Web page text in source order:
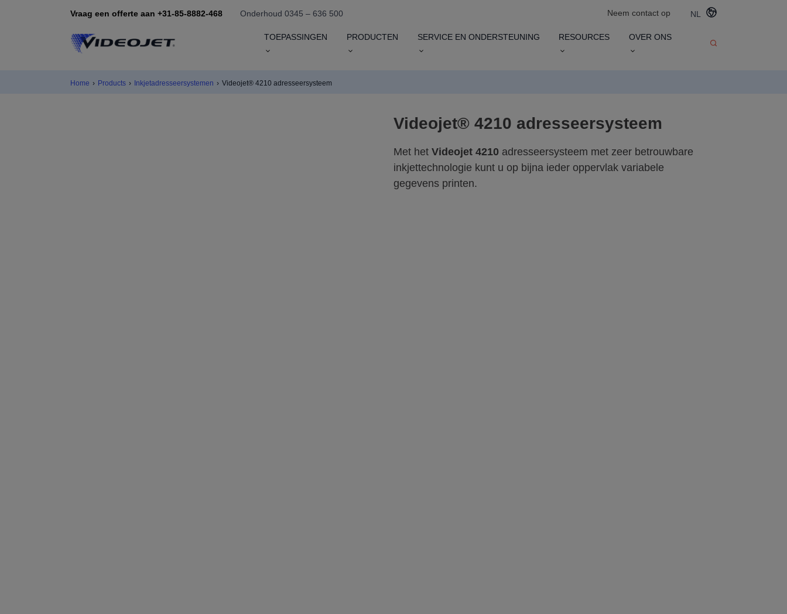
Vraag een offerte aan +31-85-8882-468 Onderhoud 0345 – 636 500 Neem contact op NL
TOEPASSINGEN PRODUCTEN SERVICE EN ONDERSTEUNING RESOURCES OVER ONS
Home › Products › Inkjetadresseersystemen › Videojet® 4210 adresseersysteem
Videojet® 4210 adresseersysteem
Met het Videojet 4210 adresseersysteem met zeer betrouwbare
inkjettechnologie kunt u op bijna ieder oppervlak variabele
gegevens printen.